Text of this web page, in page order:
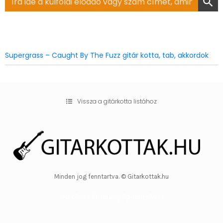
for:
Supergrass – Caught By The Fuzz gitár kotta, tab, akkordok
Vissza a gitárkotta listához
Minden jog fenntartva. © Gitarkottak.hu